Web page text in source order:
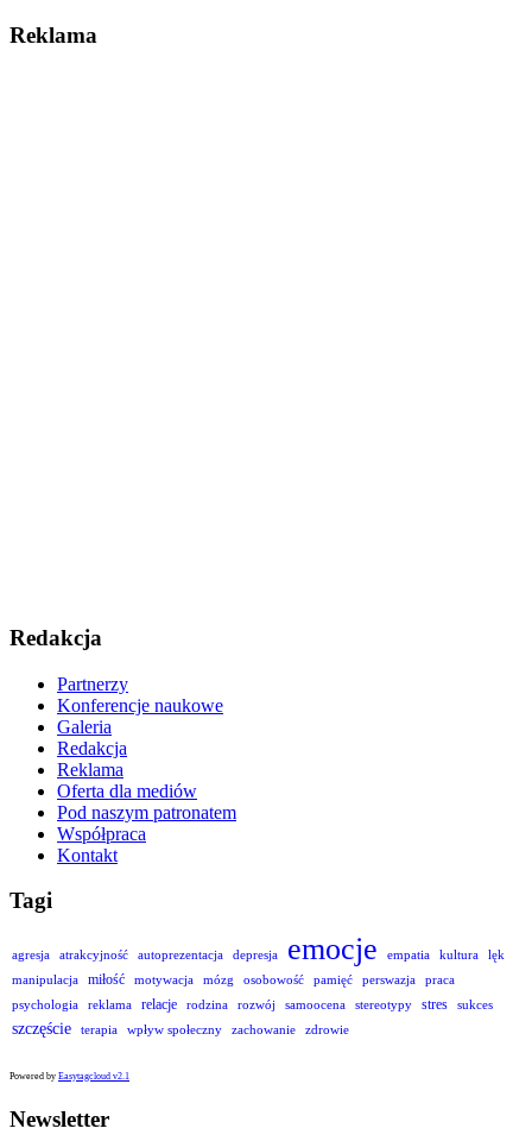
Reklama
Redakcja
Partnerzy
Konferencje naukowe
Galeria
Redakcja
Reklama
Oferta dla mediów
Pod naszym patronatem
Współpraca
Kontakt
Tagi
agresja atrakcyjność autoprezentacja depresja emocje empatia kultura
lęk
manipulacja
miłość motywacja mózg osobowość pamięć perswazja
praca
psychologia
reklama relacje rodzina rozwój samoocena stereotypy stres sukces
szczęście terapia wpływ społeczny zachowanie zdrowie
Powered by Easytagcloud v2.1
Newsletter